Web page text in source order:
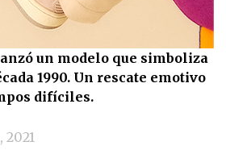
un modelo que simboliza
1990. Un rescate emotivo
difíciles.
2021